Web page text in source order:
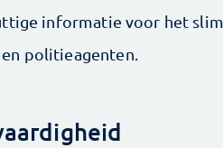
informatie voor het
politieagenten.